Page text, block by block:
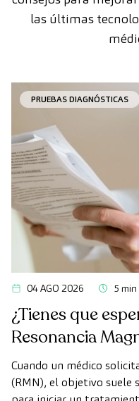
las últimas
PRUEBAS DIAGNÓSTICAS
04 AGO 2026 5 min
¿Tienes que
Resonancia
realizarte la
como paciente
Cuando un médico
(RMN), el objetivo suele